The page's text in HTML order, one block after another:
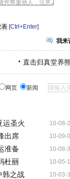
[Ctrl+Enter]
我来
直击归真堂养
网页 新闻
10-08-
运圣火
10-09-
出席
10-08-
准备
10-05-
杜丽
10-03-
韩之战